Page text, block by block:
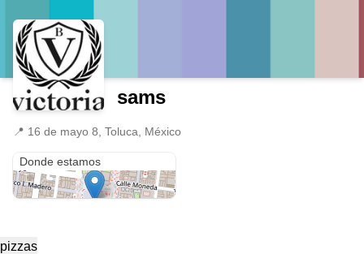
sams
📍 16 de mayo 8, Toluca, México
Donde estamos
pizzas